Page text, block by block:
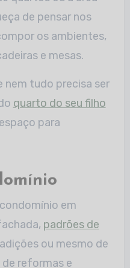
de pensar nos
os ambientes,
e mesas.
nem tudo precisa ser
quarto do seu filho
para
em
padrões de
ou mesmo de
de reformas e